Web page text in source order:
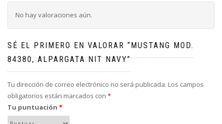
No hay valoraciones aún.
SÉ EL PRIMERO EN VALORAR “MUSTANG MOD.
84380, ALPARGATA NIT NAVY”
Tu dirección de correo electrónico no será publicada. Los campos
obligatorios están marcados con *
Tu puntuación *